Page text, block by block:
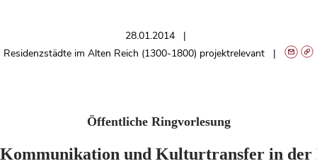
28.01.2014
Residenzstädte im Alten Reich (1300-1800) projektrelevant
Öffentliche Ringvorlesung
Kommunikation und Kulturtransfer in der